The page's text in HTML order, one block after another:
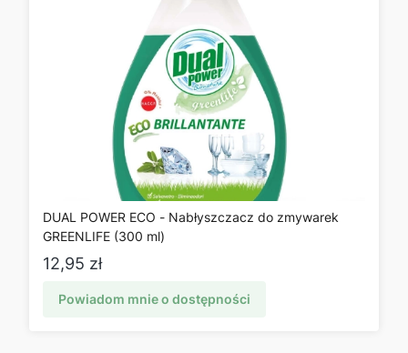
DUAL POWER ECO - Nabłyszczacz do zmywarek
GREENLIFE (300 ml)
Cena
12,95 zł
Powiadom mnie o dostępności